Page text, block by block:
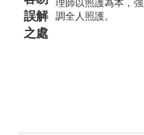
誤解
之處
理師以照護為本，強
調全人照護。